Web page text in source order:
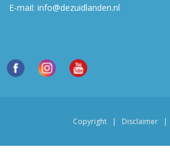
E-mail: info@dezuidlanden.nl
Copyright | Disclaimer |